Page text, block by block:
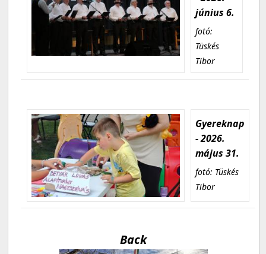
június 6.
fotó:
Tüskés
Tibor
Gyereknap
- 2026.
május 31.
fotó: Tüskés
Tibor
Back